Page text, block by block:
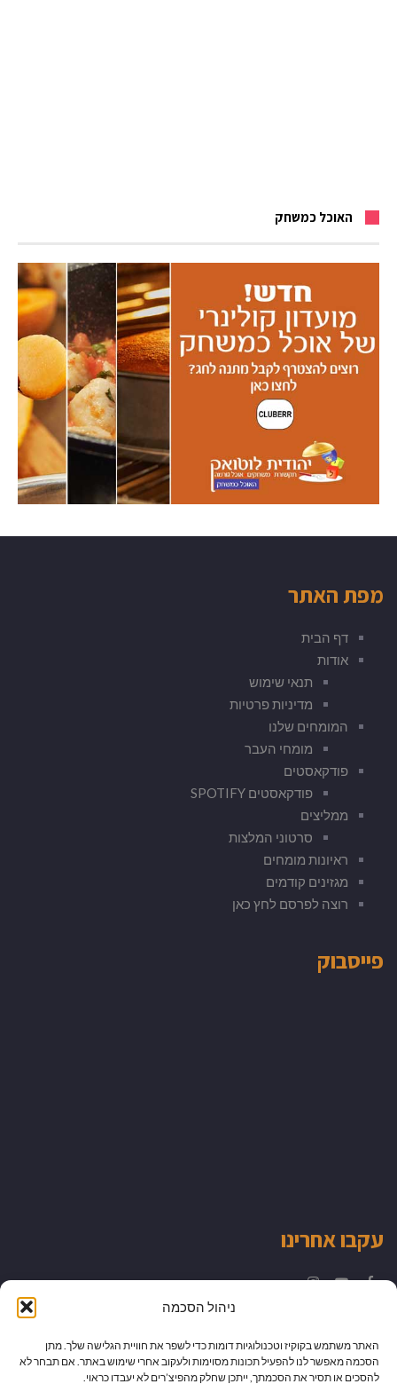
ניהול הסכמה
האתר משתמש בקוקיז וטכנולוגיות דומות כדי לשפר את חוויית הגלישה שלך. מתן
הסכמה מאפשר לנו להפעיל תכונות מסוימות ולעקוב אחרי שימוש באתר. אם תבחר לא
להסכים או תסיר את הסכמתך, ייתכן שחלק מהפיצ’רים לא יעבדו כראוי.
האוכל כמשחק
מפת האתר
דף הבית
אודות
תנאי שימוש
מדיניות פרטיות
המומחים שלנו
מומחי העבר
פודקאסטים
פודקאסטים SPOTIFY
ממליצים
סרטוני המלצות
ראיונות מומחים
מגזינים קודמים
רוצה לפרסם לחץ כאן
פייסבוק
עקבו אחרינו